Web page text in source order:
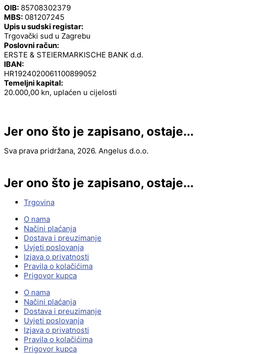
OIB: 85708302379
MBS: 081207245
Upis u sudski registar:
Trgovački sud u Zagrebu
Poslovni račun:
ERSTE & STEIERMARKISCHE BANK d.d.
IBAN:
HR1924020061100899052
Temeljni kapital:
20.000,00 kn, uplaćen u cijelosti
Jer ono što je zapisano, ostaje...
Sva prava pridržana, 2026. Angelus d.o.o.
Jer ono što je zapisano, ostaje...
Trgovina
O nama
Načini plaćanja
Dostava i preuzimanje
Uvjeti poslovanja
Izjava o privatnosti
Pravila o kolačićima
Prigovor kupca
O nama
Načini plaćanja
Dostava i preuzimanje
Uvjeti poslovanja
Izjava o privatnosti
Pravila o kolačićima
Prigovor kupca